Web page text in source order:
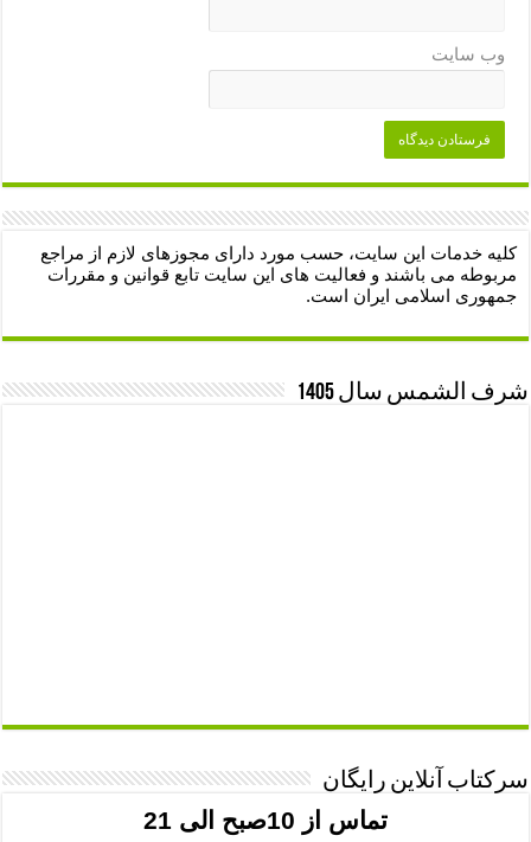
وب‌ سایت
کلیه خدمات این سایت، حسب مورد دارای مجوزهای لازم از مراجع
مربوطه می باشند و فعالیت های این سایت تابع قوانین و مقررات
جمهوری اسلامی ایران است.
شرف الشمس سال 1405
سرکتاب آنلاین رایگان
تماس از 10صبح الی 21